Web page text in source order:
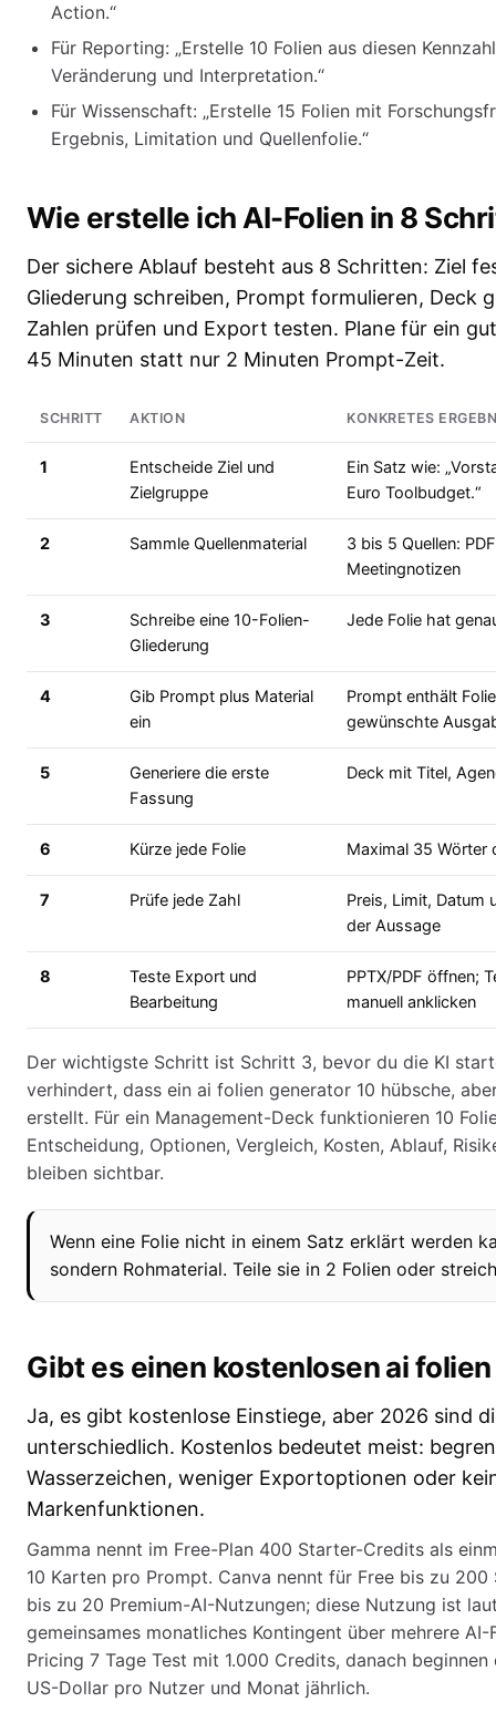
Action.“
Für Reporting: „Erstelle 10 Folien aus diesen
Veränderung und Interpretation.“
Für Wissenschaft: „Erstelle 15 Folien mit
Ergebnis, Limitation und Quellenfolie.“
Wie erstelle ich AI-Folien in 8
Der sichere Ablauf besteht aus 8 Schritten: Ziel
Gliederung schreiben, Prompt formulieren, Deck
Zahlen prüfen und Export testen. Plane für ein
45 Minuten statt nur 2 Minuten Prompt-Zeit.
SCHRITT AKTION KONKRETES
1
Entscheide Ziel und
Zielgruppe
Ein Satz wie:
Euro Toolbudget.“
2 Sammle Quellenmaterial
3 bis 5 Quellen:
Meetingnotizen
3
Schreibe eine 10-Folien-
Gliederung
Jede Folie hat
4
Gib Prompt plus Material
ein
Prompt enthält
gewünschte
5
Generiere die erste
Fassung
Deck mit Titel,
6 Kürze jede Folie Maximal 35 Wörter
7 Prüfe jede Zahl
Preis, Limit, Datum
der Aussage
8
Teste Export und
Bearbeitung
PPTX/PDF öffnen;
manuell anklicken
Der wichtigste Schritt ist Schritt 3, bevor du die KI
verhindert, dass ein ai folien generator 10 hübsche,
erstellt. Für ein Management-Deck funktionieren 10
Entscheidung, Optionen, Vergleich, Kosten, Ablauf,
bleiben sichtbar.
Wenn eine Folie nicht in einem Satz erklärt werden
sondern Rohmaterial. Teile sie in 2 Folien oder
Gibt es einen kostenlosen ai
Ja, es gibt kostenlose Einstiege, aber 2026 sind
unterschiedlich. Kostenlos bedeutet meist:
Wasserzeichen, weniger Exportoptionen oder
Markenfunktionen.
Gamma nennt im Free-Plan 400 Starter-Credits als
10 Karten pro Prompt. Canva nennt für Free bis zu
bis zu 20 Premium-AI-Nutzungen; diese Nutzung ist
gemeinsames monatliches Kontingent über mehrere
Pricing 7 Tage Test mit 1.000 Credits, danach
US-Dollar pro Nutzer und Monat jährlich.